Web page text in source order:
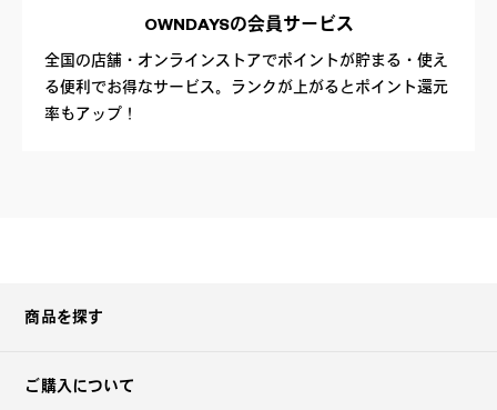
OWNDAYSの会員サービス
全国の店舗・オンラインストアでポイントが貯まる・使え
る便利でお得なサービス。ランクが上がるとポイント還元
率もアップ！
商品を探す
ご購入について